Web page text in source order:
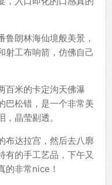
朗林海仙境般美景，
射工布响箭，仿佛自己
百米的卡定沟天佛瀑
巴松错，是一个非常美
晶莹剔透。
布达拉宫，然后去八廓
有的手工艺品，下午又
的非常nice！